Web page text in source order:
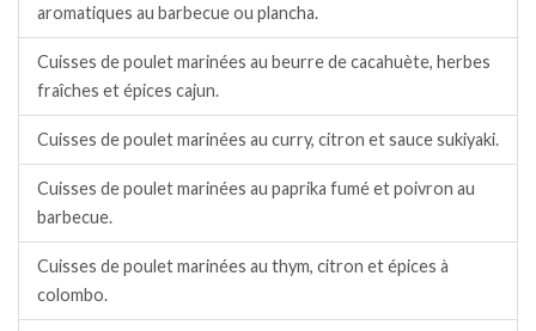
aromatiques au barbecue ou plancha.
Cuisses de poulet marinées au beurre de cacahuète, herbes
fraîches et épices cajun.
Cuisses de poulet marinées au curry, citron et sauce sukiyaki.
Cuisses de poulet marinées au paprika fumé et poivron au
barbecue.
Cuisses de poulet marinées au thym, citron et épices à
colombo.